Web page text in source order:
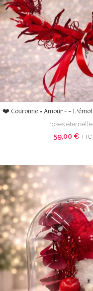
❤️ Couronne « Amour » –
roses
59,00 € TTC